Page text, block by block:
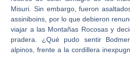
Misuri. Sin embargo, fueron
assiniboins, por lo que debieron
viajar a las Montañas Rocosas y
pradera. ¿Qué pudo sentir
alpinos, frente a la cordillera